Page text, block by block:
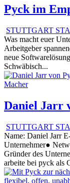
Pyck im
STUTTGART
Was macht euer
Arbeitgeber
neue
Schwäbisch...
Macher
Daniel Jarr
STUTTGART
Name: Daniel Jarr
Unternehmer●
Gründer des
arbeite bei pyck als